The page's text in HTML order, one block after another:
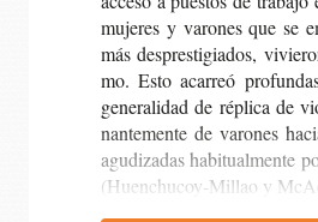
muje­res y varo­nes que se
más des­pres­ti­gia­dos,
mo. Esto aca­rreó
gene­ra­li­dad de répli­ca de
nan­te­men­te de varo­nes
agu­di­za­das habi­tual­men­te
(Huenchucoy-​Millao y